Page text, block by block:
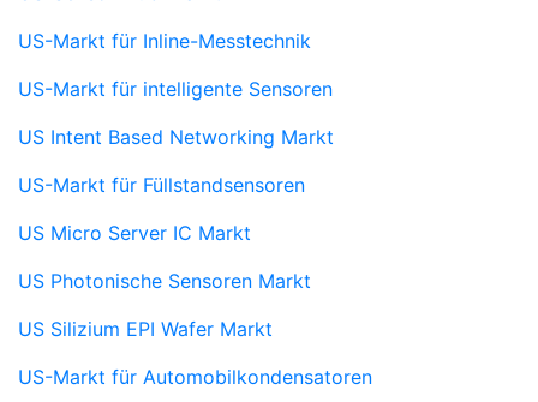
US-Markt für Inline-Messtechnik
US-Markt für intelligente Sensoren
US Intent Based Networking Markt
US-Markt für Füllstandsensoren
US Micro Server IC Markt
US Photonische Sensoren Markt
US Silizium EPI Wafer Markt
US-Markt für Automobilkondensatoren